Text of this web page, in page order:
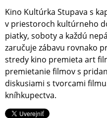
Kino Kultúrka Stupava s
v priestoroch kultúrneho
piatky, soboty a každú
zaručuje zábavu rovnako
stredy kino premieta art
premietanie filmov s
diskusiami s tvorcami
kníhkupectva.